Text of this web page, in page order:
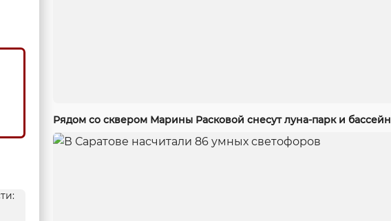
Рядом со сквером Марины Расковой снесут луна-парк и бассейн